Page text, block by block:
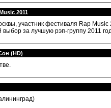
2011
участник фестиваля Rap
выбор за лучшую рэп-группу 2011
(HD)